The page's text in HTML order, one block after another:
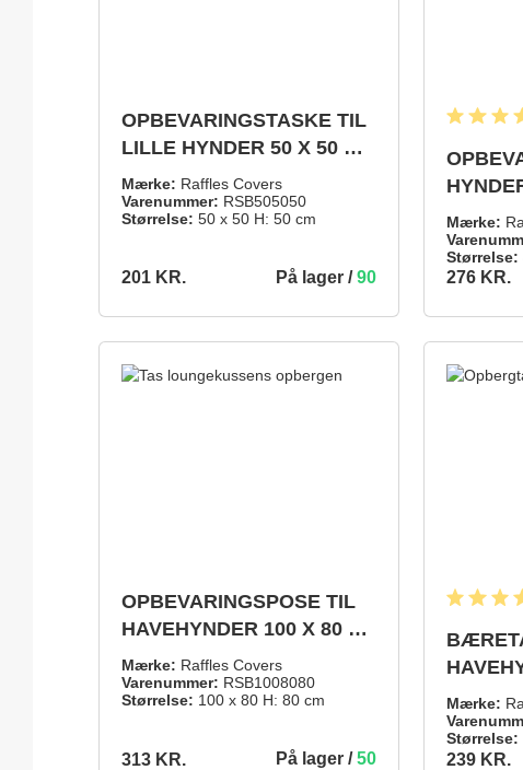
OPBEVARINGSTASKE TIL
LILLE HYNDER 50 X 50 H:
50 CM
Mærke: Raffles Covers
Varenummer: RSB505050
Størrelse: 50 x 50 H: 50 cm
201 KR. På lager /90
201 KR. TILFØJ TIL INDKØBSKURV
Mærke:
Størrelse:
276 KR.
276 KR.
OPBEVARINGSPOSE TIL
HAVEHYNDER 100 X 80 H:
80 CM
Mærke: Raffles Covers
Varenummer: RSB1008080
Størrelse: 100 x 80 H: 80 cm
313 KR. På lager /50
35 CM
Mærke:
Størrelse:
239 KR.